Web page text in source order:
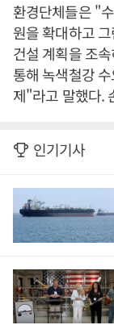
환경단체들은 "
원을 확대하고
건설 계획을 조
통해 녹색철강
제"라고 말했다.
인기기사